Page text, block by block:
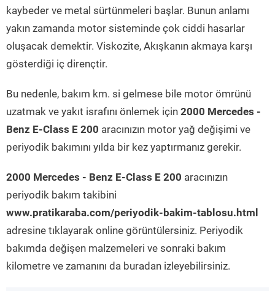
kaybeder ve metal sürtünmeleri başlar. Bunun anlamı
yakın zamanda motor sisteminde çok ciddi hasarlar
oluşacak demektir. Viskozite, Akışkanın akmaya karşı
gösterdiği iç dirençtir.
Bu nedenle, bakım km. si gelmese bile motor ömrünü
uzatmak ve yakıt israfını önlemek için 2000 Mercedes -
Benz E-Class E 200 aracınızın motor yağ değişimi ve
periyodik bakımını yılda bir kez yaptırmanız gerekir.
2000 Mercedes - Benz E-Class E 200 aracınızın
periyodik bakım takibini
www.pratikaraba.com/periyodik-bakim-tablosu.html
adresine tıklayarak online görüntülersiniz. Periyodik
bakımda değişen malzemeleri ve sonraki bakım
kilometre ve zamanını da buradan izleyebilirsiniz.